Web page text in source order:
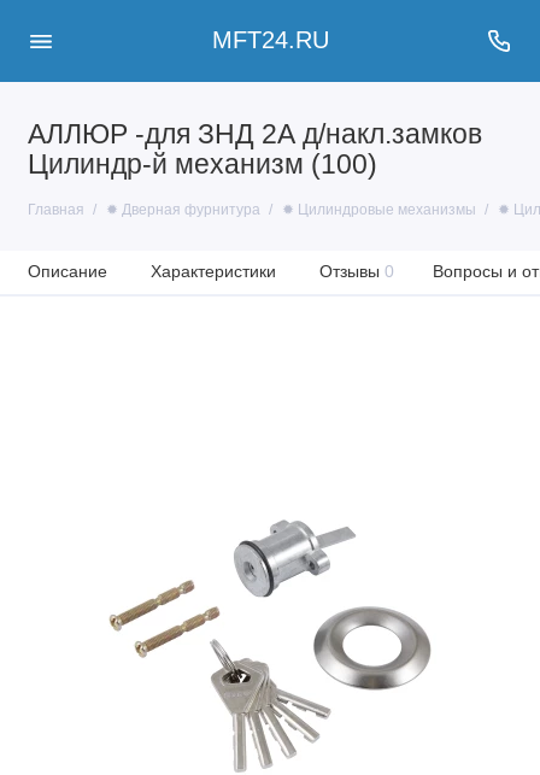
MFT24.RU
АЛЛЮР -для ЗНД 2А д/накл.замков
Цилиндр-й механизм (100)
Главная ✹ Дверная фурнитура ✹ Цилиндровые механизмы ✹
Описание Характеристики Отзывы 0 Вопросы и